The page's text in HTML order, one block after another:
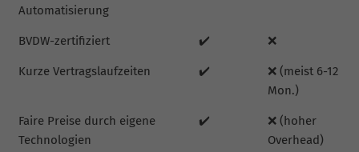
Automatisierung
BVDW-zertifiziert ✔️ ❌
Kurze Vertragslaufzeiten ✔️
❌ (meist 6-12
Mon.)
Faire Preise durch eigene
Technologien
✔️
❌ (hoher
Overhead)